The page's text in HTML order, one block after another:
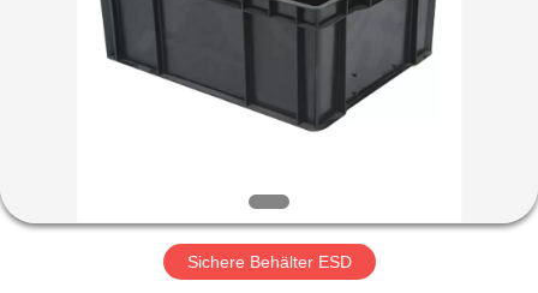
PRODUKTE
FABRIK-
AUSFLUG
Sichere Behälter ESD